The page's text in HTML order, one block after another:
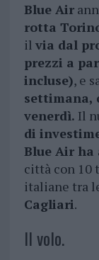
Blue Air
rotta
il via dal
prezzi a
incluse), e
settimana,
venerdì. Il
di
Blue Air
città con 10
italiane tra
Cagliari.
Il volo.